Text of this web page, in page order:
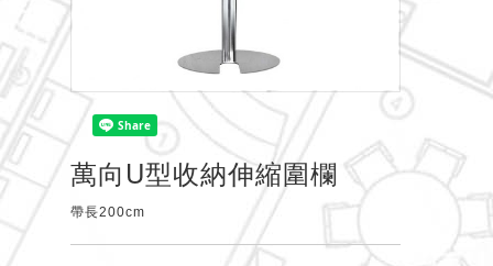
萬向U型收納伸縮圍欄
帶長200cm